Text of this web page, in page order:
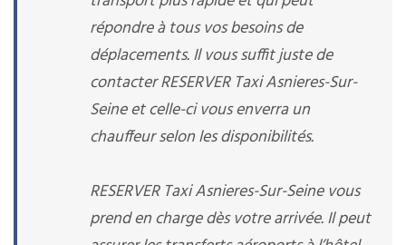
répondre à tous vos besoins de
déplacements. Il vous suffit juste de
contacter RESERVER Taxi Asnieres-Sur-
Seine et celle-ci vous enverra un
chauffeur selon les disponibilités.
RESERVER Taxi Asnieres-Sur-Seine vous
prend en charge dès votre arrivée. Il peut